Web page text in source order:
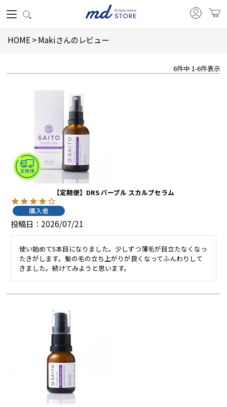
HOME Makiさんのレビュー
6件中 1-6件表示
【定期便】DRS パープル スカルプセラム
購入者
投稿日 2026/07/21
使い始めて5本目になりました。少しずつ薄毛が目立たなくなっ
たきがします。髪の毛の立ち上がりが良くなってふんわりして
きました。続けてみようと思います。